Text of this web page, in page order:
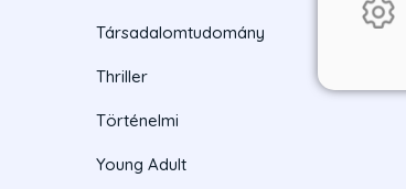
Társadalomtudomány
Thriller
Történelmi
Young Adult